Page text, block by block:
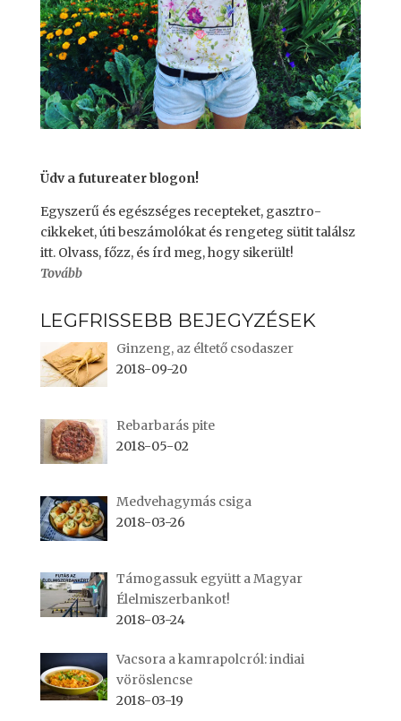
Üdv a futureater blogon!
Egyszerű és egészséges recepteket, gasztro-
cikkeket, úti beszámolókat és rengeteg sütit találsz
itt. Olvass, főzz, és írd meg, hogy sikerült!
Tovább
LEGFRISSEBB BEJEGYZÉSEK
Ginzeng, az éltető csodaszer
2018-09-20
Rebarbarás pite
2018-05-02
Medvehagymás csiga
2018-03-26
Támogassuk együtt a Magyar
Élelmiszerbankot!
2018-03-24
Vacsora a kamrapolcról: indiai
vöröslencse
2018-03-19